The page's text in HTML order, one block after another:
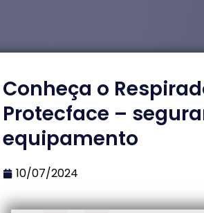
Conheça o
Protecface –
equipamento
10/07/2024